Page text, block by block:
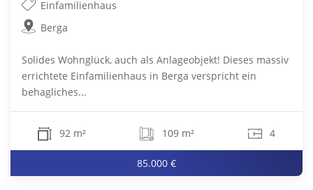
Einfamilienhaus
Berga
Solides Wohnglück, auch als Anlageobjekt! Dieses massiv
errichtete Einfamilienhaus in Berga verspricht ein
behagliches...
92 m² 109 m² 4
85.000 €